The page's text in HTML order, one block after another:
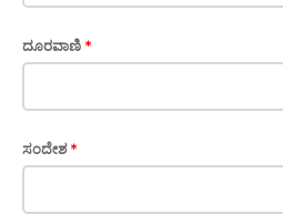
ದೂರವಾಣಿ *
ಸಂದೇಶ*